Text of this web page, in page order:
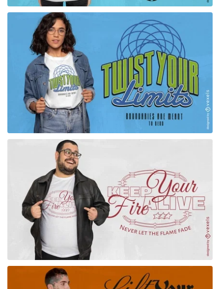
para Merch
para Merch